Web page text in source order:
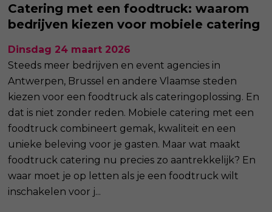
Catering met een foodtruck: waarom
bedrijven kiezen voor mobiele catering
Dinsdag 24 maart 2026
Steeds meer bedrijven en event agencies in
Antwerpen, Brussel en andere Vlaamse steden
kiezen voor een foodtruck als cateringoplossing. En
dat is niet zonder reden. Mobiele catering met een
foodtruck combineert gemak, kwaliteit en een
unieke beleving voor je gasten. Maar wat maakt
foodtruck catering nu precies zo aantrekkelijk? En
waar moet je op letten als je een foodtruck wilt
inschakelen voor j...